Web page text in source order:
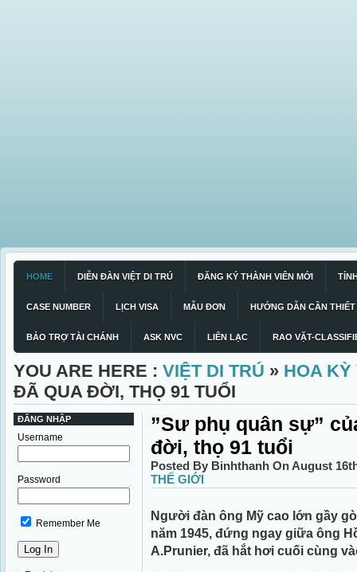
HOME DIỄN ĐÀN VIỆT DI TRÚ ĐĂNG KÝ THÀNH VIÊN MỚI
CASE NUMBER LỊCH VISA MẪU ĐƠN HƯỚNG DẪN CẦN THIẾT
BẢO TRỢ TÀI CHÁNH ASK NVC LIÊN LẠC RAO VẶT-
YOU ARE HERE : VIỆT DI TRÚ » HOA KỲ
ĐÃ QUA ĐỜI, THỌ 91 TUỔI
ĐĂNG NHẬP
Username
Password
Remember Me
”Sư phụ quân sự”
đời, thọ 91 tuổi
Posted By Binhthanh On August
THẾ GIỚI
Người đàn ông Mỹ cao lớn gầy
năm 1945, đứng ngay giữa ông
A.Prunier, đã hắt hơi cuối cùng